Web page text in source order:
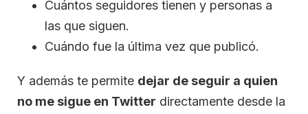
Cuántos seguidores tienen y personas a
las que siguen.
Cuándo fue la última vez que publicó.
Y además te permite dejar de seguir a quien
no me sigue en Twitter directamente desde la